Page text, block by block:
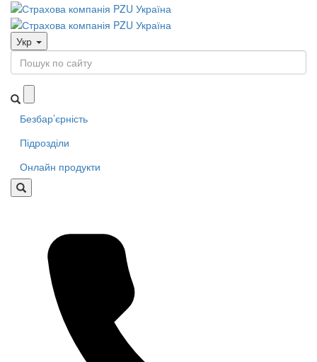
Укр
Безбар’єрність
Підрозділи
Онлайн продукти